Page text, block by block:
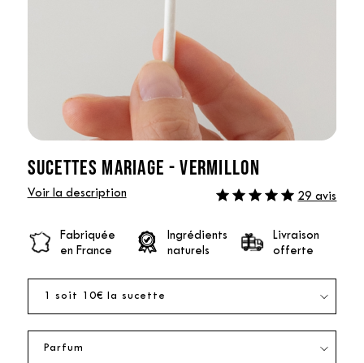
SUCETTES MARIAGE - VERMILLON
Voir la description 29 avis
Fabriquée
en France
Ingrédients
naturels
Livraison
offerte